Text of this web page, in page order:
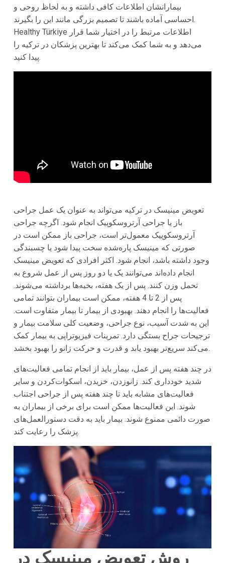
بیمارانشان اطلاعات کافی داشته و به لحاظ روحی و
احساسی آماده باشند تا تصمیم بزرگی مانند این را بگیرند.
Healthy Türkiye اطلاعات مرتبط را در اختیار شما قرار
می‌دهد و به شما کمک می‌کند تا بهترین پزشکان در ترکیه را
پیدا کنید.
تعویض مینیسک در ترکیه می‌تواند به عنوان یک عمل جراحی
باز یا جراحی آرتروسکوپیک انجام شود. اگرچه جراحی
آرتروسکوپیک معمول‌تر است، جراحی باز ممکن است در
صورتی که مینیسک پاره‌شده سخت پیدا شود یا چسبندگی
وجود داشته باشد، انجام شود. اکثر افرادی که تعویض مینیسک
انجام داده‌اند می‌توانند یک یا دو روز پس از عمل شروع به
تحمل وزن کنند. پس از یک هفته، بخیه‌ها برداشته می‌شوند.
پس از 2 تا 4 هفته، ممکن است بیماران بتوانند تمامی
فعالیت‌ها را انجام دهند. بهبودی از بیمار تا بیمار متفاوت است.
این به شدت آسیب، نوع جراحی، وضعیت کلی سلامت بیمار و
ترجیحات جراح بستگی دارد. تمرینات فیزیوتراپی به بیمار کمک
می‌کند سریع‌تر بهبود یابد و قدرت و حرکت زانو را بهبود بخشد.
در چند هفته پس از عمل، بیمار باید از انجام تمامی فعالیت‌های
شدید خودداری کند. زانو‌زدن، خزیدن، اسکوات‌کردن و سایر
فعالیت‌های مشابه باید تا چند هفته پس از جراحی اجتناب
شوند. این فعالیت‌ها ممکن است برای برخی از بیماران به
صورت دائمی ممنوع شوند. بیمار باید به دقت دستورالعمل‌های
پزشک را رعایت کند.
روش تعویض مینیسک در